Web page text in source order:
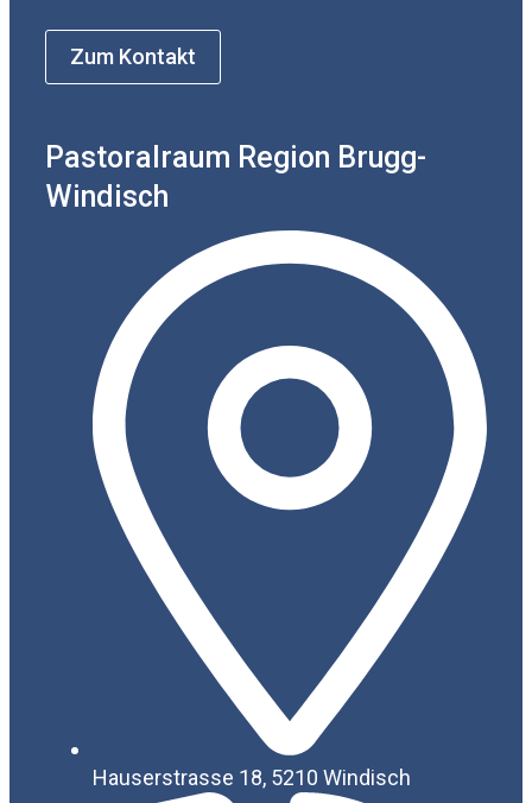
Zum Kontakt
Pastoralraum Region Brugg-
Windisch
Hauserstrasse 18, 5210 Windisch